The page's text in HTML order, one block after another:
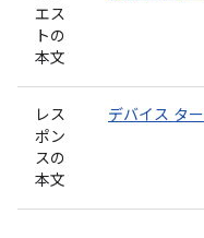
エス
トの
本文
レス
ポン
スの
本文
デバイス タ